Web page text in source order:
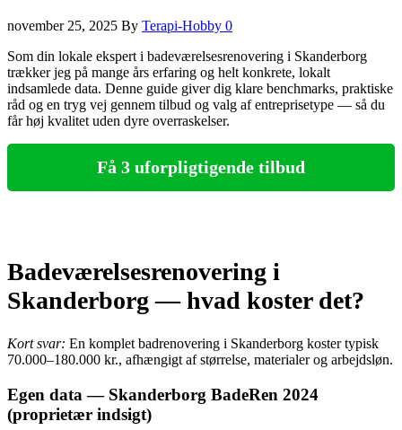
november 25, 2025 By Terapi-Hobby 0
Som din lokale ekspert i badeværelsesrenovering i Skanderborg
trækker jeg på mange års erfaring og helt konkrete, lokalt
indsamlede data. Denne guide giver dig klare benchmarks, praktiske
råd og en tryg vej gennem tilbud og valg af entreprisetype — så du
får høj kvalitet uden dyre overraskelser.
Få 3 uforpligtigende tilbud
Badeværelsesrenovering i
Skanderborg — hvad koster det?
Kort svar: En komplet badrenovering i Skanderborg koster typisk
70.000–180.000 kr., afhængigt af størrelse, materialer og arbejdsløn.
Egen data — Skanderborg BadeRen 2024
(proprietær indsigt)